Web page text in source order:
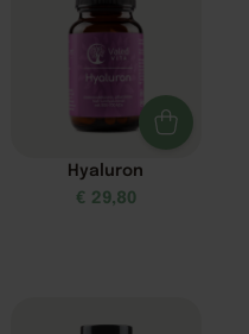
Hyaluron
€ 29,80